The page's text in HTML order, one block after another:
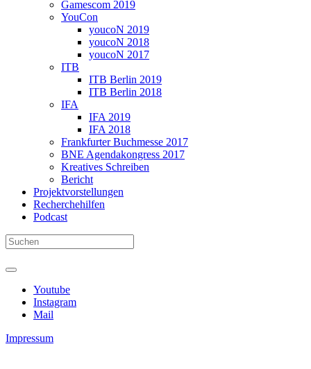
Gamescom 2019
YouCon
youcoN 2019
youcoN 2018
youcoN 2017
ITB
ITB Berlin 2019
ITB Berlin 2018
IFA
IFA 2019
IFA 2018
Frankfurter Buchmesse 2017
BNE Agendakongress 2017
Kreatives Schreiben
Bericht
Projektvorstellungen
Recherchehilfen
Podcast
Youtube
Instagram
Mail
Impressum